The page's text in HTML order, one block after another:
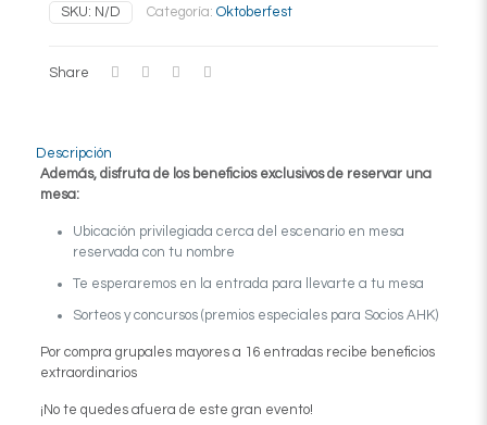
SKU: N/D Categoría: Oktoberfest
Share
Descripción
Además, disfruta de los beneficios exclusivos de reservar una
mesa:
Ubicación privilegiada cerca del escenario en mesa
reservada con tu nombre
Te esperaremos en la entrada para llevarte a tu mesa
Sorteos y concursos (premios especiales para Socios AHK)
Por compra grupales mayores a 16 entradas recibe beneficios
extraordinarios
¡No te quedes afuera de este gran evento!